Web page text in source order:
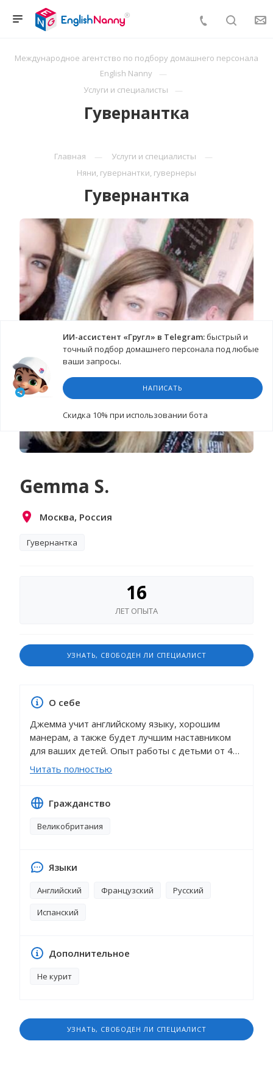
Международное агентство по подбору домашнего персонала
English Nanny
Услуги и специалисты
Гувернантка
Главная
Услуги и специалисты
Няни, гувернантки, гувернеры
Гувернантка
ИИ-ассистент «Гругл» в Telegram:быстрый и
точный подбор домашнего персонала под любые
ваши запросы.
НАПИСАТЬ
Cкидка 10% при использовании бота
Gemma S.
Москва, Россия
Гувернантка
16
ЛЕТ ОПЫТА
УЗНАТЬ, СВОБОДЕН ЛИ СПЕЦИАЛИСТ
О себе
Джемма учит английскому языку, хорошим
манерам, а также будет лучшим наставником
для ваших детей. Опыт работы с детьми от 4
лет, организует развивающие игры и
мероприятия в соответствии с возрастом
Невероятно обаятельная гувернантка, с ней
защищенными и счастливыми!
Читать полностью
Гражданство
Великобритания
Языки
Английский Французский
Русский
Испанский
Дополнительное
Не курит
УЗНАТЬ, СВОБОДЕН ЛИ СПЕЦИАЛИСТ